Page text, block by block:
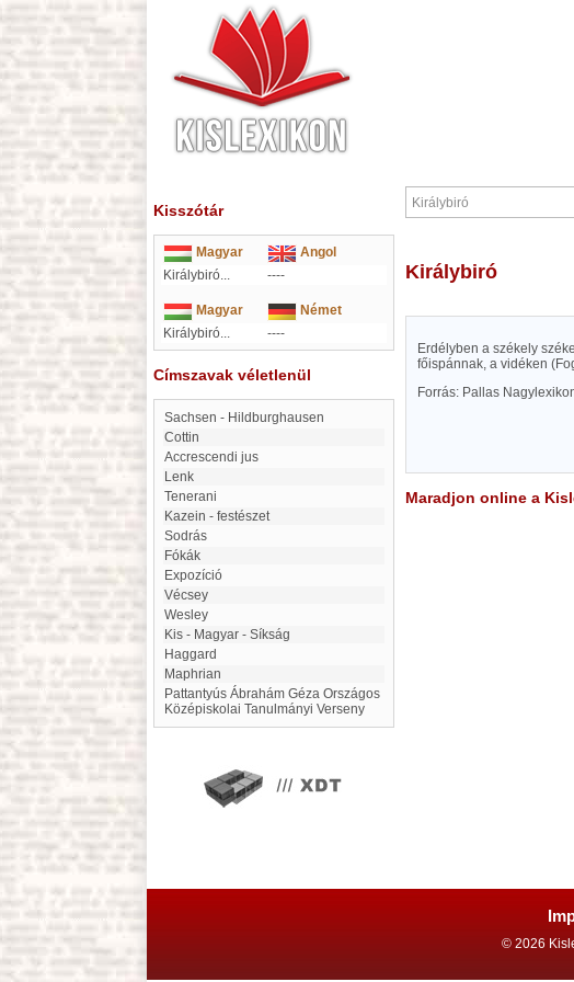
Kisszótár
Magyar
Angol
Királybiró...
----
Magyar
Német
Királybiró...
----
Címszavak véletlenül
Sachsen - Hildburghausen
Cottin
Accrescendi jus
Lenk
Tenerani
Kazein - festészet
Sodrás
Fókák
expozíció
Vécsey
Wesley
Kis - Magyar - Síkság
Haggard
Maphrian
Pat­tan­tyús Áb­ra­hám Géza Or­szá­gos
Kö­zép­is­ko­lai Ta­nul­má­nyi Ver­seny
Királybiró
Erdélyben a székely
főispánnak, a vidéken
Forrás: Pallas
Maradjon online a
© 2026